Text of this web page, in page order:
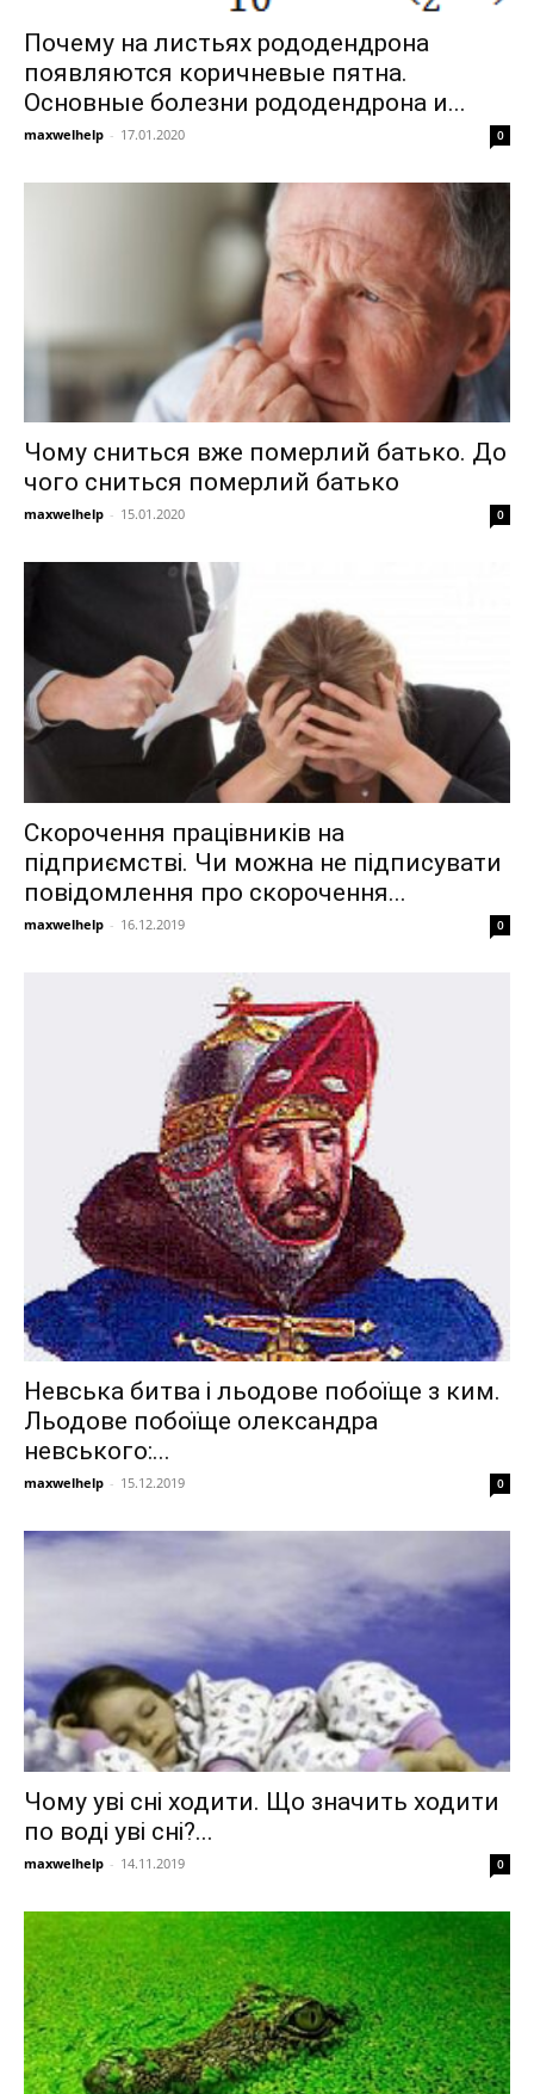
Почему на листьях рододендрона
появляются коричневые пятна.
Основные болезни рододендрона и...
maxwelhelp - 17.01.2020 0
Чому сниться вже померлий батько. До
чого сниться померлий батько
maxwelhelp - 15.01.2020 0
Скорочення працівників на
підприємстві. Чи можна не підписувати
повідомлення про скорочення...
maxwelhelp - 16.12.2019 0
Невська битва і льодове побоїще з ким.
Льодове побоїще олександра
невського:...
maxwelhelp - 15.12.2019 0
Чому уві сні ходити. Що значить ходити
по воді уві сні?...
maxwelhelp - 14.11.2019 0